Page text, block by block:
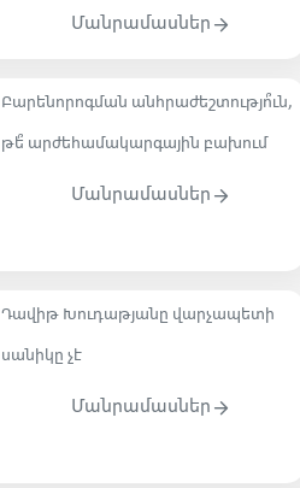
Մանրամասներ
Բարենորոգման անհրաժեշտությո՞ւն,
թե՞ արժեհամակարգային բախում
Մանրամասներ
Դավիթ Խուդաթյանը վարչապետի
սանիկը չէ
Մանրամասներ